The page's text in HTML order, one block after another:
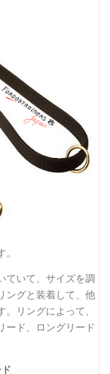
ていて、サイズを調
ングと装着して、他
リングによって、
ード、ロングリード